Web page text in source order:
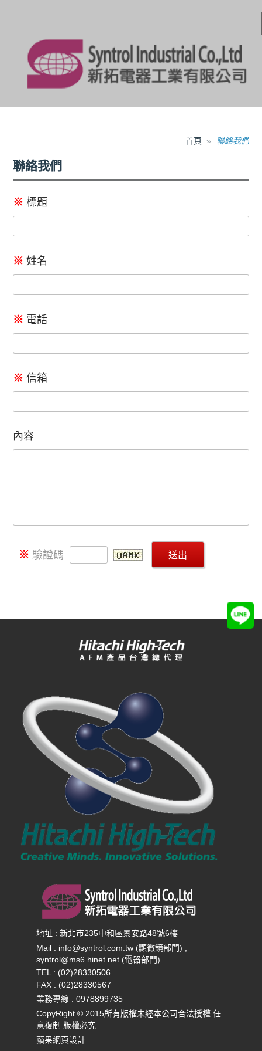
首頁 聯絡我們
聯絡我們
※ 標題
※ 姓名
※ 電話
※ 信箱
內容
※ 驗證碼
地址 : 新北市235中和區景安路48號6樓
Mail : info@syntrol.com.tw (顯微鏡部門) ,
syntrol@ms6.hinet.net (電器部門)
TEL : (02)28330506
FAX : (02)28330567
業務專線 :0978899735
CopyRight © 2015所有版權未經本公司合法授權 任
意複制 版權必究
蘋果網頁設計